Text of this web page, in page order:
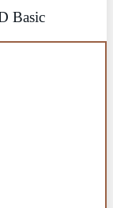
Basic